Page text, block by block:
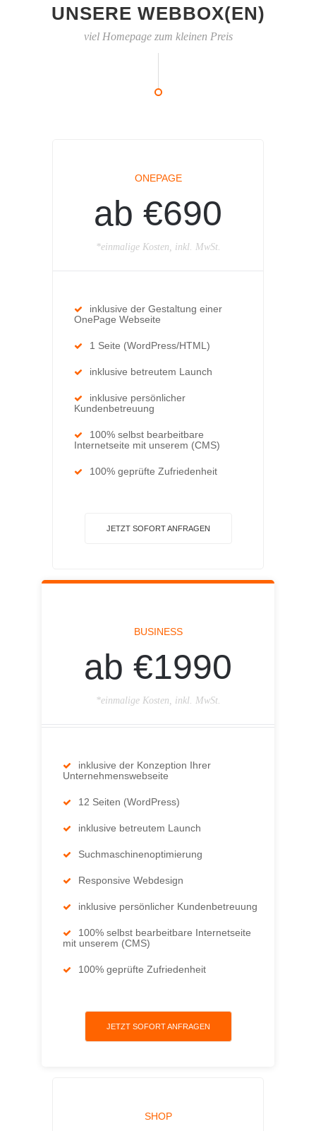
UNSERE WEBBOX(EN)
viel Homepage zum kleinen Preis
ONEPAGE
ab €690
*einmalige Kosten, inkl. MwSt.
inklusive der Gestaltung einer
OnePage Webseite
1 Seite (WordPress/HTML)
inklusive betreutem Launch
inklusive persönlicher
Kundenbetreuung
100% selbst bearbeitbare
Internetseite mit unserem (CMS)
100% geprüfte Zufriedenheit
JETZT SOFORT ANFRAGEN
BUSINESS
ab €1990
*einmalige Kosten, inkl. MwSt.
inklusive der Konzeption Ihrer
Unternehmenswebseite
12 Seiten (WordPress)
inklusive betreutem Launch
Suchmaschinenoptimierung
Responsive Webdesign
inklusive persönlicher Kundenbetreuung
100% selbst bearbeitbare Internetseite
mit unserem (CMS)
100% geprüfte Zufriedenheit
JETZT SOFORT ANFRAGEN
SHOP